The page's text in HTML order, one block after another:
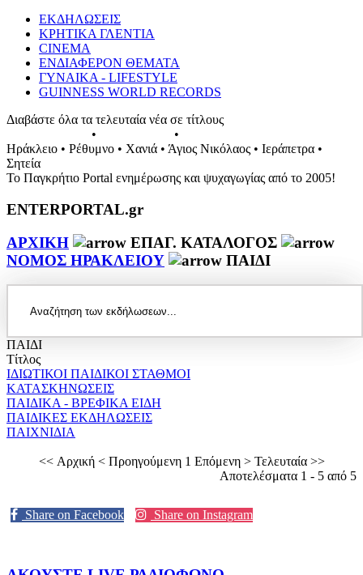
ΕΚΔΗΛΩΣΕΙΣ
ΚΡΗΤΙΚΑ ΓΛΕΝΤΙΑ
CINEMA
ΕΝΔΙΑΦΕΡΟΝ ΘΕΜΑΤΑ
ΓΥΝΑΙΚΑ - LIFESTYLE
GUINNESS WORLD RECORDS
Διαβάστε όλα τα τελευταία νέα σε τίτλους
• •
Ηράκλειο • Ρέθυμνο • Χανιά • Άγιος Νικόλαος • Ιεράπετρα •
Σητεία
Το Παγκρήτιο Portal ενημέρωσης και ψυχαγωγίας από το 2005!
ENTERPORTAL.gr
ΑΡΧΙΚΗ
ΕΠΑΓ. ΚΑΤΑΛΟΓΟΣ
ΝΟΜΟΣ ΗΡΑΚΛΕΙΟΥ
ΠΑΙΔΙ
ΠΑΙΔΙ
Τίτλος
ΙΔΙΩΤΙΚΟΙ ΠΑΙΔΙΚΟΙ ΣΤΑΘΜΟΙ
ΚΑΤΑΣΚΗΝΩΣΕΙΣ
ΠΑΙΔΙΚΑ - ΒΡΕΦΙΚΑ ΕΙΔΗ
ΠΑΙΔΙΚΕΣ ΕΚΔΗΛΩΣΕΙΣ
ΠΑΙΧΝΙΔΙΑ
<< Αρχική < Προηγούμενη 1 Επόμενη > Τελευταία >>
Αποτελέσματα 1 - 5 από 5
Share on Facebook Share on Instagram